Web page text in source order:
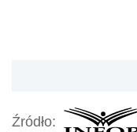
Źródło: